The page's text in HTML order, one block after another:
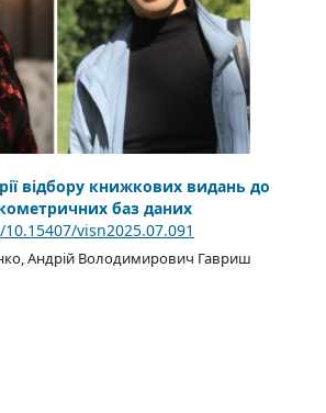
відбору книжкових видань до
баз даних
visn2025.07.091
Андрій Володимирович Гавриш